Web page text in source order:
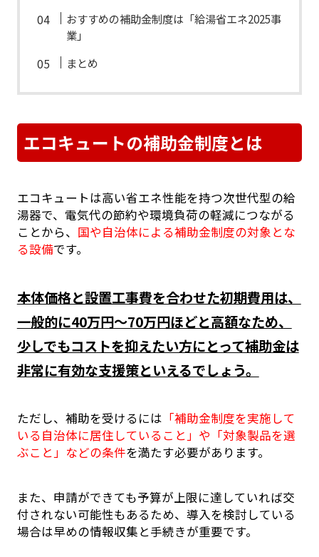
おすすめの補助金制度は「給湯省エネ2025事
業」
まとめ
エコキュートの補助金制度とは
エコキュートは高い省エネ性能を持つ次世代型の給
湯器で、電気代の節約や環境負荷の軽減につながる
ことから、 国や自治体による補助金制度の対象とな
る設備です。
本体価格と設置工事費を合わせた初期費用は、
一般的に40万円〜70万円ほどと高額なため、
少しでもコストを抑えたい方にとって補助金は
非常に有効な支援策といえるでしょう。
ただし、補助を受けるには 「補助金制度を実施して
いる自治体に居住していること」や「対象製品を選
ぶこと」などの条件を満たす必要があります。
また、申請ができても予算が上限に達していれば交
付されない可能性もあるため、導入を検討している
場合は早めの情報収集と手続きが重要です。